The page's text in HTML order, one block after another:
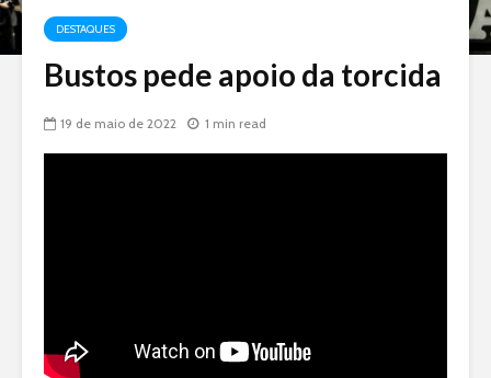
DESTAQUES
Bustos pede apoio da torcida
19 de maio de 2022 1 min read